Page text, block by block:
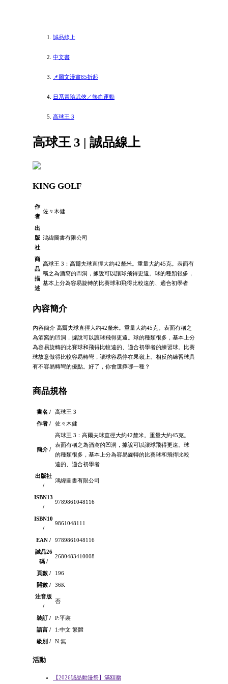
誠品線上
中文書
📌圖文漫畫85折起
日系冒險武俠／熱血運動
高球王 3
高球王 3 | 誠品線上
KING GOLF
作
者
佐々木健
出
版
社
鴻緯圖書有限公司
商
品
描
述
高球王 3：高爾夫球直徑大約42釐米。重量大約45克。表面有
稱之為酒窩的凹洞，據說可以讓球飛得更遠。球的種類很多，
基本上分為容易旋轉的比賽球和飛得比較遠的、適合初學者
內容簡介
內容簡介 高爾夫球直徑大約42釐米。重量大約45克。表面有稱之
為酒窩的凹洞，據說可以讓球飛得更遠。球的種類很多，基本上分
為容易旋轉的比賽球和飛得比較遠的、適合初學者的練習球。比賽
球故意做得比較容易轉彎，讓球容易停在果嶺上。相反的練習球具
有不容易轉彎的優點。好了，你會選擇哪一種？
商品規格
書名 /
高球王 3
作者 /
佐々木健
簡介 /
高球王 3：高爾夫球直徑大約42釐米。重量大約45克。
表面有稱之為酒窩的凹洞，據說可以讓球飛得更遠。球
的種類很多，基本上分為容易旋轉的比賽球和飛得比較
遠的、適合初學者
出版社
/
鴻緯圖書有限公司
ISBN13
/
9789861048116
ISBN10
/
9861048111
EAN /
9789861048116
誠品26
碼 /
2680483410008
頁數 /
196
開數 /
36K
注音版
/
否
裝訂 /
P:平裝
語言 /
1:中文 繁體
級別 /
N:無
活動
【2026誠品動漫祭】滿額贈